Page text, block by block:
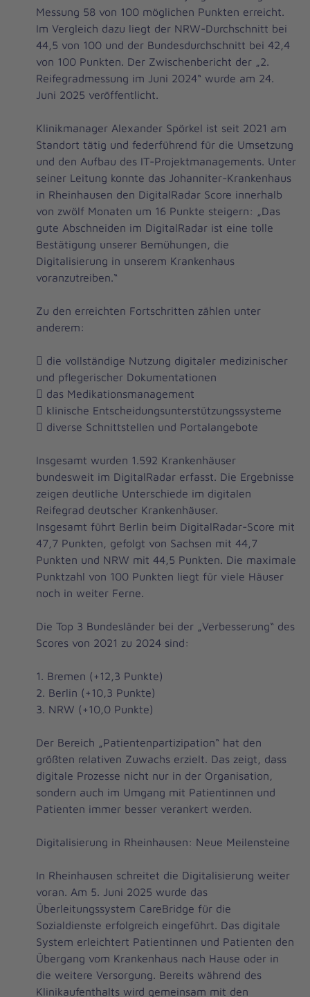
Messung 58 von 100 möglichen Punkten erreicht.
Im Vergleich dazu liegt der NRW-Durchschnitt bei
44,5 von 100 und der Bundesdurchschnitt bei 42,4
von 100 Punkten. Der Zwischenbericht der „2.
Reifegradmessung im Juni 2024“ wurde am 24.
Juni 2025 veröffentlicht.
Klinikmanager Alexander Spörkel ist seit 2021 am
Standort tätig und federführend für die Umsetzung
und den Aufbau des IT-Projektmanagements. Unter
seiner Leitung konnte das Johanniter-Krankenhaus
in Rheinhausen den DigitalRadar Score innerhalb
von zwölf Monaten um 16 Punkte steigern: „Das
gute Abschneiden im DigitalRadar ist eine tolle
Bestätigung unserer Bemühungen, die
Digitalisierung in unserem Krankenhaus
voranzutreiben.“
Zu den erreichten Fortschritten zählen unter
anderem:
 die vollständige Nutzung digitaler medizinischer
und pflegerischer Dokumentationen
 das Medikationsmanagement
 klinische Entscheidungsunterstützungssysteme
 diverse Schnittstellen und Portalangebote
Insgesamt wurden 1.592 Krankenhäuser
bundesweit im DigitalRadar erfasst. Die Ergebnisse
zeigen deutliche Unterschiede im digitalen
Reifegrad deutscher Krankenhäuser.
Insgesamt führt Berlin beim DigitalRadar-Score mit
47,7 Punkten, gefolgt von Sachsen mit 44,7
Punkten und NRW mit 44,5 Punkten. Die maximale
Punktzahl von 100 Punkten liegt für viele Häuser
noch in weiter Ferne.
Die Top 3 Bundesländer bei der „Verbesserung“ des
Scores von 2021 zu 2024 sind:
1. Bremen (+12,3 Punkte)
2. Berlin (+10,3 Punkte)
3. NRW (+10,0 Punkte)
Der Bereich „Patientenpartizipation“ hat den
größten relativen Zuwachs erzielt. Das zeigt, dass
digitale Prozesse nicht nur in der Organisation,
sondern auch im Umgang mit Patientinnen und
Patienten immer besser verankert werden.
Digitalisierung in Rheinhausen: Neue Meilensteine
In Rheinhausen schreitet die Digitalisierung weiter
voran. Am 5. Juni 2025 wurde das
Überleitungssystem CareBridge für die
Sozialdienste erfolgreich eingeführt. Das digitale
System erleichtert Patientinnen und Patienten den
Übergang vom Krankenhaus nach Hause oder in
die weitere Versorgung. Bereits während des
Klinikaufenthalts wird gemeinsam mit den